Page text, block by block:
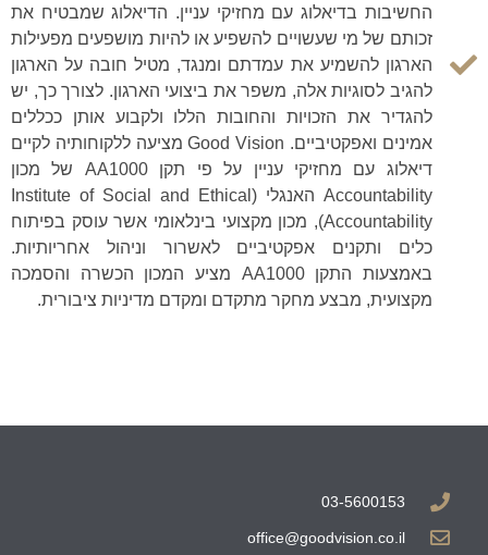
החשיבות בדיאלוג עם מחזיקי עניין. הדיאלוג שמבטיח את
זכותם של מי שעשויים להשפיע או להיות מושפעים מפעילות
הארגון להשמיע את עמדתם ומנגד, מטיל חובה על הארגון
להגיב לסוגיות אלה, משפר את ביצועי הארגון. לצורך כך, יש
להגדיר את הזכויות והחובות הללו ולקבוע אותן ככללים
אמינים ואפקטיביים. Good Vision מציעה ללקוחותיה לקיים
דיאלוג עם מחזיקי עניין על פי תקן AA1000 של מכון
Accountability האנגלי (Institute of Social and Ethical
Accountability), מכון מקצועי בינלאומי אשר עוסק בפיתוח
כלים ותקנים אפקטיביים לאשרור וניהול אחריותיות.
באמצעות התקן AA1000 מציע המכון הכשרה והסמכה
מקצועית, מבצע מחקר מתקדם ומקדם מדיניות ציבורית.
03-5600153
office@goodvision.co.il